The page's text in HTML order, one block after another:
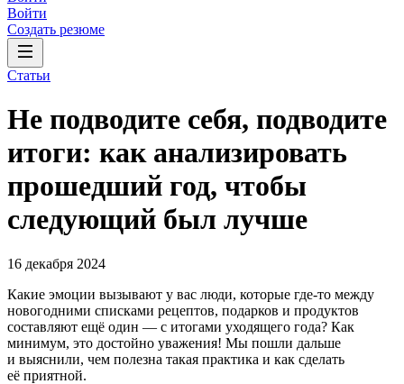
Войти
Создать резюме
Статьи
Не подводите себя, подводите
итоги: как анализировать
прошедший год, чтобы
следующий был лучше
16 декабря 2024
Какие эмоции вызывают у вас люди, которые где-то между
новогодними списками рецептов, подарков и продуктов
составляют ещё один — с итогами уходящего года? Как
минимум, это достойно уважения! Мы пошли дальше
и выяснили, чем полезна такая практика и как сделать
её приятной.